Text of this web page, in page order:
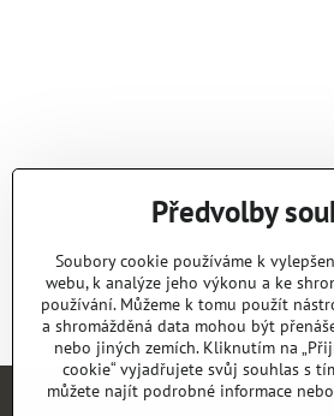
Předvolby
Soubory cookie používáme k
webu, k analýze jeho výkonu a ke
používání. Můžeme k tomu použít
a shromážděná data mohou být
nebo jiných zemích. Kliknutím na
cookie“ vyjadřujete svůj souhlas s
můžete najít podrobné informace